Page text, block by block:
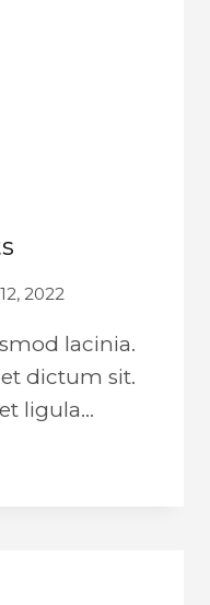
2022
lacinia.
dictum sit.
ligula…